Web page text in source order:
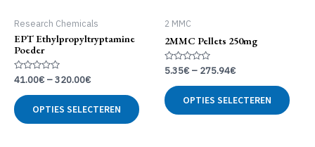
Research Chemicals
EPT Ethylpropyltryptamine
Poeder
Gewaardeerd
0
uit
5
41.00€ –320.00€
OPTIES SELECTEREN
product
2 MMC
2MMC Pellets 250mg
Gewaardeerd
0
uit
5
5.35€ – 275.94€
OPTIES SELECTEREN